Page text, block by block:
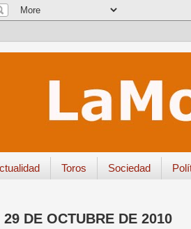
Toros Sociedad
29 DE OCTUBRE DE 2010